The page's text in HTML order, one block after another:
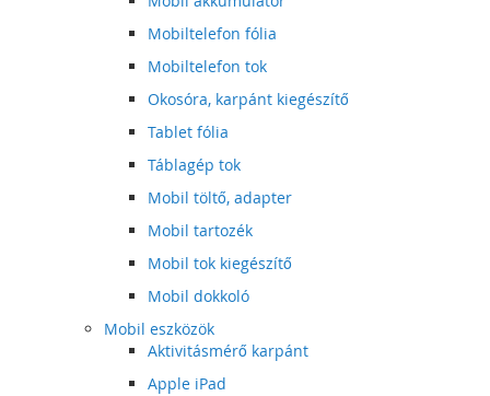
Mobiltelefon fólia
Mobiltelefon tok
Okosóra, karpánt kiegészítő
Tablet fólia
Táblagép tok
Mobil töltő, adapter
Mobil tartozék
Mobil tok kiegészítő
Mobil dokkoló
Mobil eszközök
Aktivitásmérő karpánt
Apple iPad